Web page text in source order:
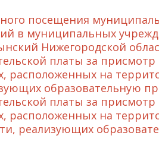
посещения
в муниципальных
Нижегородской
платы за
расположенных на
образовательную
платы за
расположенных на
реализующих